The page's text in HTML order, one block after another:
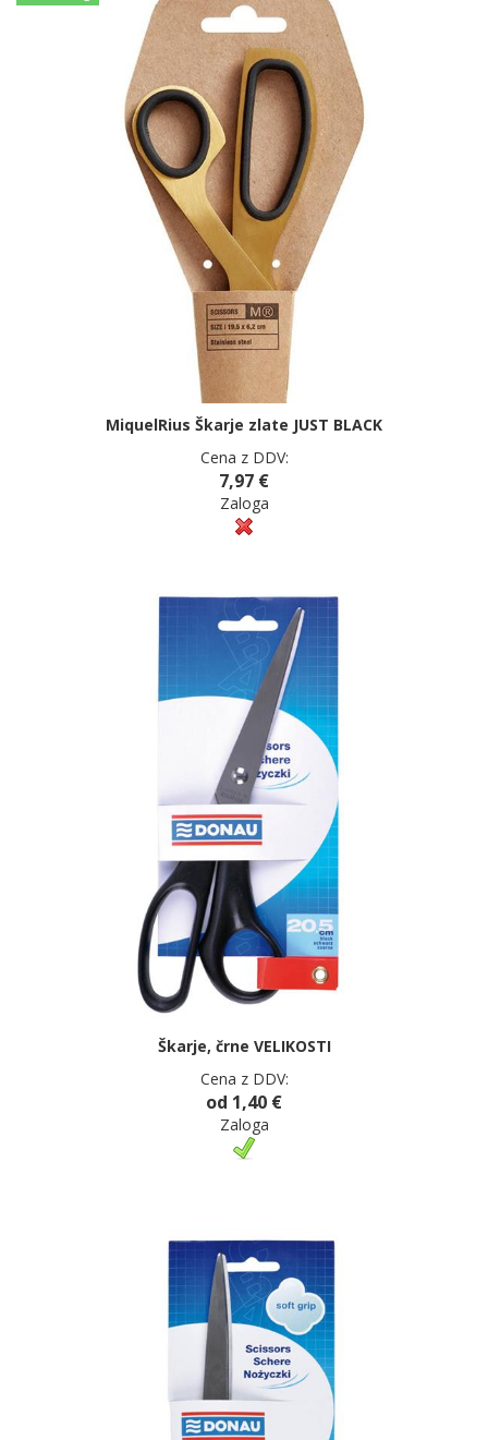
MiquelRius Škarje zlate JUST BLACK
Cena z DDV:
7,97 €
Zaloga
Škarje, črne VELIKOSTI
Cena z DDV:
od 1,40 €
Zaloga